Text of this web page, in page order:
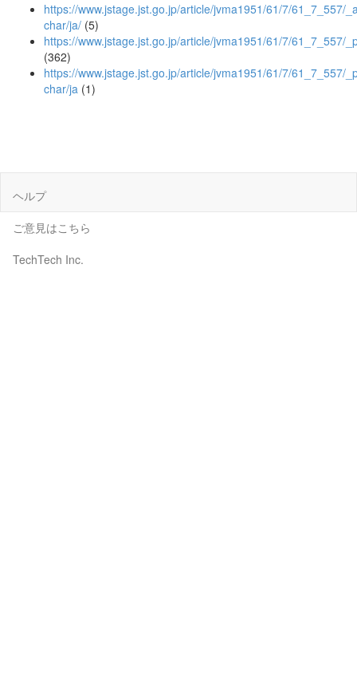
https://www.jstage.jst.go.jp/article/jvma1951/61/7/61_7_557/
char/ja/ (5)
https://www.jstage.jst.go.jp/article/jvma1951/61/7/61_7_557/
(362)
https://www.jstage.jst.go.jp/article/jvma1951/61/7/61_7_557/
char/ja (1)
ヘルプ
ご意見はこちら
TechTech Inc.